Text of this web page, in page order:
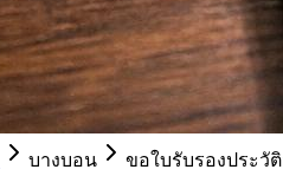
บางบอน
ขอใบรับรองประวัติ